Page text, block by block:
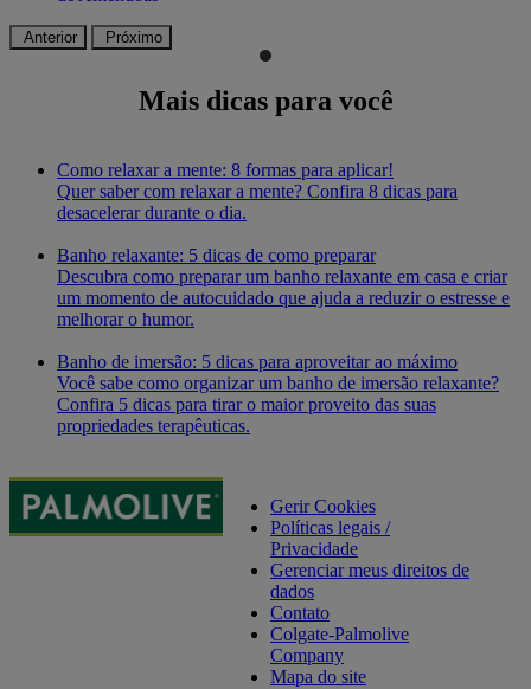
Anterior Próximo
Mais dicas para você
Como relaxar a mente: 8 formas para aplicar!
Quer saber com relaxar a mente? Confira 8 dicas para
desacelerar durante o dia.
Banho relaxante: 5 dicas de como preparar
Descubra como preparar um banho relaxante em casa e criar
um momento de autocuidado que ajuda a reduzir o estresse e
melhorar o humor.
Banho de imersão: 5 dicas para aproveitar ao máximo
Você sabe como organizar um banho de imersão relaxante?
Confira 5 dicas para tirar o maior proveito das suas
propriedades terapêuticas.
Gerir Cookies
Políticas legais /
Privacidade
Gerenciar meus direitos de
dados
Contato
Colgate-Palmolive
Company
Mapa do site